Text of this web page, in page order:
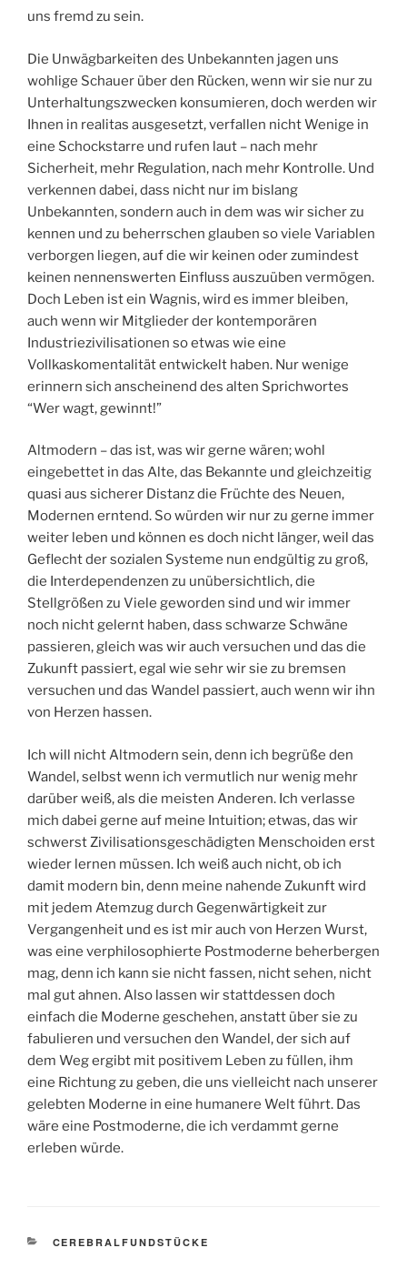
uns fremd zu sein.
Die Unwägbarkeiten des Unbekannten jagen uns
wohlige Schauer über den Rücken, wenn wir sie nur zu
Unterhaltungszwecken konsumieren, doch werden wir
Ihnen in realitas ausgesetzt, verfallen nicht Wenige in
eine Schockstarre und rufen laut – nach mehr
Sicherheit, mehr Regulation, nach mehr Kontrolle. Und
verkennen dabei, dass nicht nur im bislang
Unbekannten, sondern auch in dem was wir sicher zu
kennen und zu beherrschen glauben so viele Variablen
verborgen liegen, auf die wir keinen oder zumindest
keinen nennenswerten Einfluss auszuüben vermögen.
Doch Leben ist ein Wagnis, wird es immer bleiben,
auch wenn wir Mitglieder der kontemporären
Industriezivilisationen so etwas wie eine
Vollkaskomentalität entwickelt haben. Nur wenige
erinnern sich anscheinend des alten Sprichwortes
“Wer wagt, gewinnt!”
Altmodern – das ist, was wir gerne wären; wohl
eingebettet in das Alte, das Bekannte und gleichzeitig
quasi aus sicherer Distanz die Früchte des Neuen,
Modernen erntend. So würden wir nur zu gerne immer
weiter leben und können es doch nicht länger, weil das
Geflecht der sozialen Systeme nun endgültig zu groß,
die Interdependenzen zu unübersichtlich, die
Stellgrößen zu Viele geworden sind und wir immer
noch nicht gelernt haben, dass schwarze Schwäne
passieren, gleich was wir auch versuchen und das die
Zukunft passiert, egal wie sehr wir sie zu bremsen
versuchen und das Wandel passiert, auch wenn wir ihn
von Herzen hassen.
Ich will nicht Altmodern sein, denn ich begrüße den
Wandel, selbst wenn ich vermutlich nur wenig mehr
darüber weiß, als die meisten Anderen. Ich verlasse
mich dabei gerne auf meine Intuition; etwas, das wir
schwerst Zivilisationsgeschädigten Menschoiden erst
wieder lernen müssen. Ich weiß auch nicht, ob ich
damit modern bin, denn meine nahende Zukunft wird
mit jedem Atemzug durch Gegenwärtigkeit zur
Vergangenheit und es ist mir auch von Herzen Wurst,
was eine verphilosophierte Postmoderne beherbergen
mag, denn ich kann sie nicht fassen, nicht sehen, nicht
mal gut ahnen. Also lassen wir stattdessen doch
einfach die Moderne geschehen, anstatt über sie zu
fabulieren und versuchen den Wandel, der sich auf
dem Weg ergibt mit positivem Leben zu füllen, ihm
eine Richtung zu geben, die uns vielleicht nach unserer
gelebten Moderne in eine humanere Welt führt. Das
wäre eine Postmoderne, die ich verdammt gerne
erleben würde.
KATEGORIEN
CEREBRALFUNDSTÜCKE